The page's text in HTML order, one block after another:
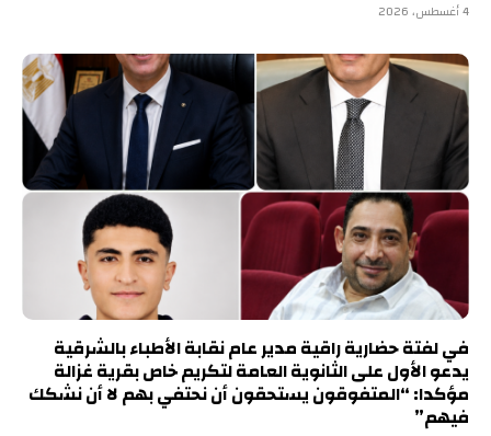
4 أغسطس، 2026
في لفتة حضارية راقية مدير عام نقابة الأطباء بالشرقية
يدعو الأول على الثانوية العامة لتكريم خاص بقرية غزالة
مؤكدا: “المتفوقون يستحقون أن نحتفي بهم لا أن نشكك
فيهم”